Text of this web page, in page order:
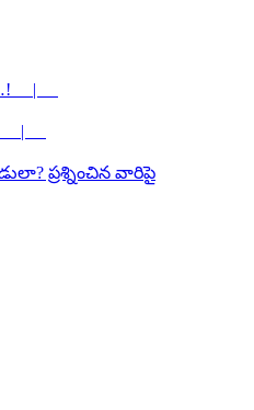
|
|
ప్రశ్నించిన వారిపై